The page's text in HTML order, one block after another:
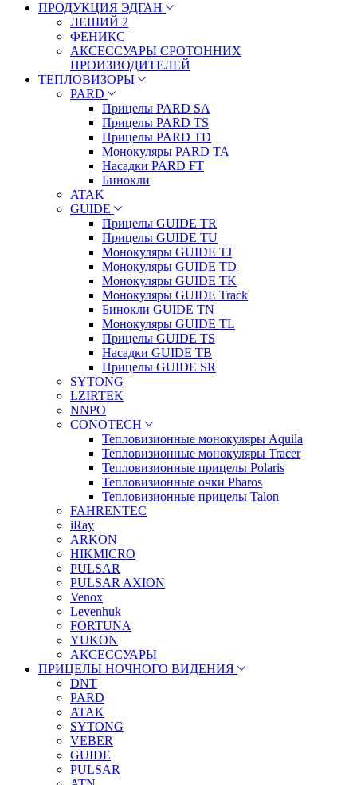
ПРОДУКЦИЯ ЭДГАН
ЛЕШИЙ 2
ФЕНИКС
АКСЕССУАРЫ СРОТОННИХ
ПРОИЗВОДИТЕЛЕЙ
ТЕПЛОВИЗОРЫ
PARD
Прицелы PARD SA
Прицелы PARD TS
Прицелы PARD TD
Монокуляры PARD TA
Насадки PARD FT
Бинокли
ATAK
GUIDE
Прицелы GUIDE TR
Прицелы GUIDE TU
Монокуляры GUIDE TJ
Монокуляры GUIDE TD
Монокуляры GUIDE TK
Монокуляры GUIDE Track
Бинокли GUIDE TN
Монокуляры GUIDE TL
Прицелы GUIDE TS
Насадки GUIDE TB
Прицелы GUIDE SR
SYTONG
LZIRTEK
NNPO
CONOTECH
Тепловизионные монокуляры Aquila
Тепловизионные монокуляры Tracer
Тепловизионные прицелы Polaris
Тепловизионные очки Pharos
Тепловизионные прицелы Talon
FAHRENTEC
iRay
ARKON
HIKMICRO
PULSAR
PULSAR AXION
Venox
Levenhuk
FORTUNA
YUKON
АКСЕССУАРЫ
ПРИЦЕЛЫ НОЧНОГО ВИДЕНИЯ
DNT
PARD
ATAK
SYTONG
VEBER
GUIDE
PULSAR